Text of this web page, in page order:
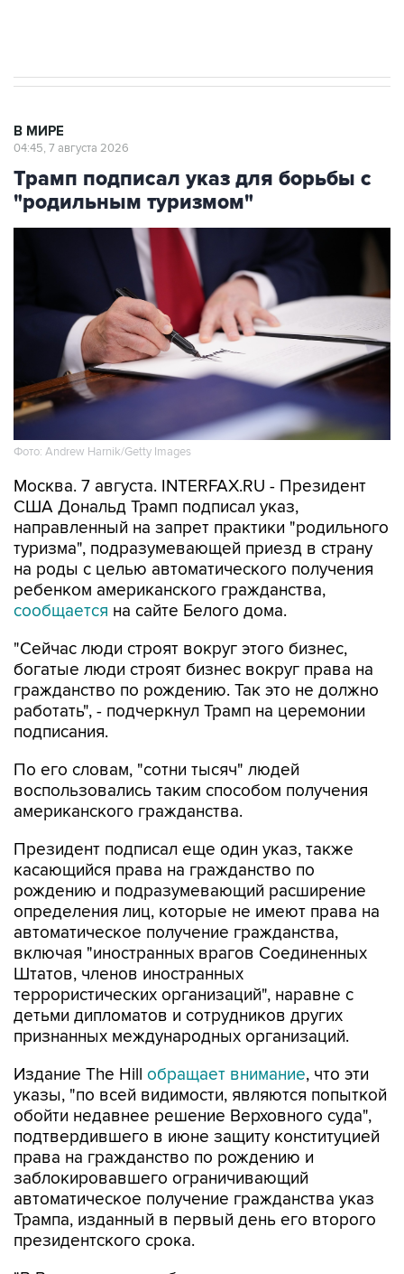
В МИРЕ
04:45, 7 августа 2026
Трамп подписал указ для борьбы с
"родильным туризмом"
Фото: Andrew Harnik/Getty Images
Москва. 7 августа. INTERFAX.RU - Президент
США Дональд Трамп подписал указ,
направленный на запрет практики "родильного
туризма", подразумевающей приезд в страну
на роды с целью автоматического получения
ребенком американского гражданства,
сообщается на сайте Белого дома.
"Сейчас люди строят вокруг этого бизнес,
богатые люди строят бизнес вокруг права на
гражданство по рождению. Так это не должно
работать", - подчеркнул Трамп на церемонии
подписания.
По его словам, "сотни тысяч" людей
воспользовались таким способом получения
американского гражданства.
Президент подписал еще один указ, также
касающийся права на гражданство по
рождению и подразумевающий расширение
определения лиц, которые не имеют права на
автоматическое получение гражданства,
включая "иностранных врагов Соединенных
Штатов, членов иностранных
террористических организаций", наравне с
детьми дипломатов и сотрудников других
признанных международных организаций.
Издание The Hill обращает внимание, что эти
указы, "по всей видимости, являются попыткой
обойти недавнее решение Верховного суда",
подтвердившего в июне защиту конституцией
права на гражданство по рождению и
заблокировавшего ограничивающий
автоматическое получение гражданства указ
Трампа, изданный в первый день его второго
президентского срока.